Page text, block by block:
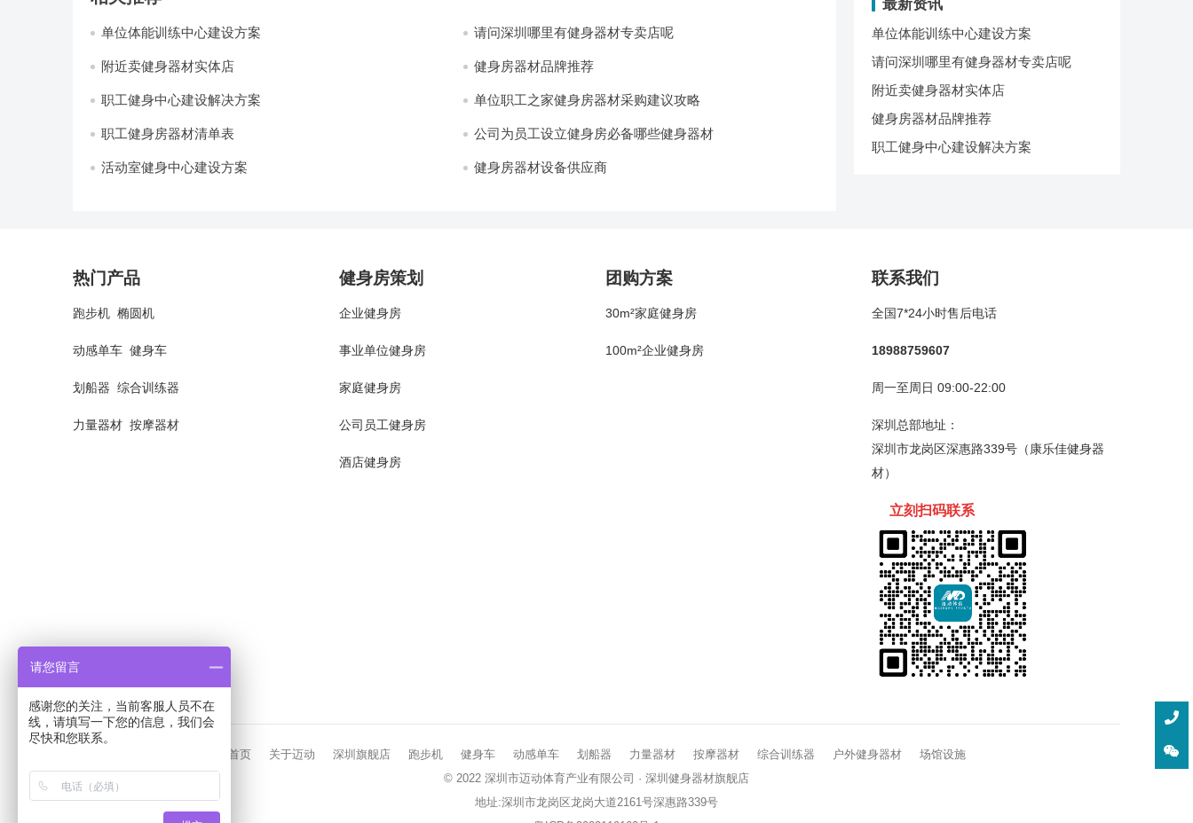
单位体能训练中心建设方案 请问深圳哪里有健身器材专卖店呢
附近卖健身器材实体店 健身房器材品牌推荐
职工健身中心建设解决方案 单位职工之家健身房器材采购建议攻略
职工健身房器材清单表 公司为员工设立健身房必备哪些健身器材
活动室健身中心建设方案 健身房器材设备供应商
最新资讯
单位体能训练中心建设方案
请问深圳哪里有健身器材专卖店呢
附近卖健身器材实体店
健身房器材品牌推荐
职工健身中心建设解决方案
热门产品
跑步机 椭圆机
动感单车 健身车
划船器 综合训练器
力量器材 按摩器材
健身房策划
企业健身房
事业单位健身房
家庭健身房
公司员工健身房
酒店健身房
团购方案
30m²家庭健身房
100m²企业健身房
联系我们
全国7*24小时售后电话
18988759607
周一至周日 09:00-22:00
深圳总部地址：
深圳市龙岗区深惠路339号（康乐佳健身器
材）
立刻扫码联系
首页 关于迈动 深圳旗舰店 跑步机 健身车 动感单车 划船器 力量器材 按摩器材 综合训练器 户外健身器材
场馆设施
© 2022 深圳市迈动体育产业有限公司 · 深圳健身器材旗舰店
地址:深圳市龙岗区龙岗大道2161号深惠路339号
请您留言
感谢您的关注，当前客服人员不在
线，请填写一下您的信息，我们会
尽快和您联系。